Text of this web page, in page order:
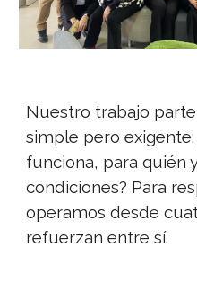
Nuestro trabajo
simple pero
funciona, para quién
condiciones? Para
operamos desde
refuerzan entre sí.